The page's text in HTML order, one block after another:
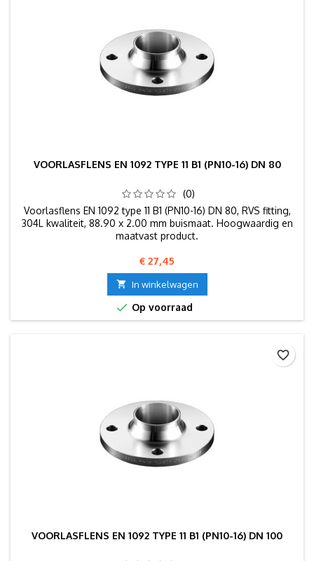
VOORLASFLENS EN 1092 TYPE 11 B1 (PN10-16) DN 80
(0)
Voorlasflens EN 1092 type 11 B1 (PN10-16) DN 80, RVS fitting,
304L kwaliteit, 88.90 x 2.00 mm buismaat. Hoogwaardig en
maatvast product.
Prijs
€ 27,45
 In winkelwagen
 Op voorraad
VOORLASFLENS EN 1092 TYPE 11 B1 (PN10-16) DN 100
favorite_border